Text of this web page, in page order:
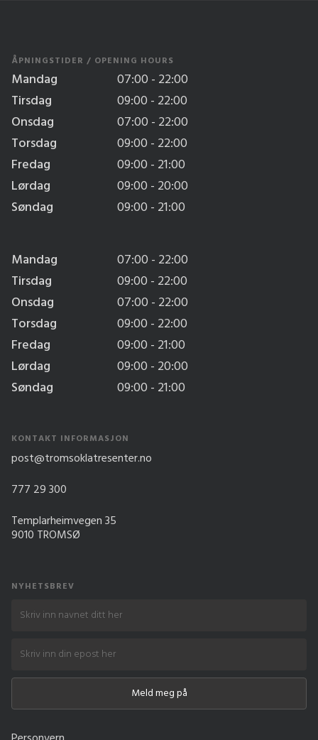
ÅPNINGSTIDER / OPENING HOURS
Mandag
07:00 - 22:00
Tirsdag
09:00 - 22:00
Onsdag
07:00 - 22:00
Torsdag
09:00 - 22:00
Fredag
09:00 - 21:00
Lørdag
09:00 - 20:00
Søndag
09:00 - 21:00
Mandag
07:00 - 22:00
Tirsdag
09:00 - 22:00
Onsdag
07:00 - 22:00
Torsdag
09:00 - 22:00
Fredag
09:00 - 21:00
Lørdag
09:00 - 20:00
Søndag
09:00 - 21:00
KONTAKT INFORMASJON
post@tromsoklatresenter.no
777 29 300
Templarheimvegen 35
9010 TROMSØ
NYHETSBREV